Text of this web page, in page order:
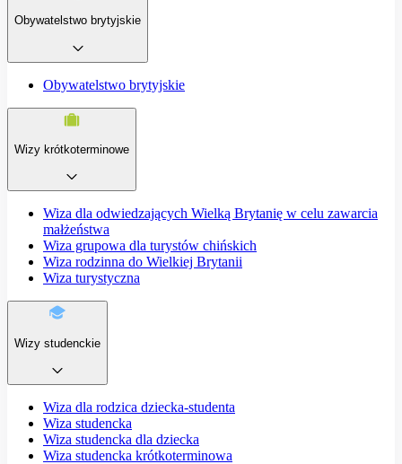
Obywatelstwo brytyjskie
Obywatelstwo brytyjskie
Wizy krótkoterminowe
Wiza dla odwiedzających Wielką Brytanię w celu zawarcia
małżeństwa
Wiza grupowa dla turystów chińskich
Wiza rodzinna do Wielkiej Brytanii
Wiza turystyczna
Wizy studenckie
Wiza dla rodzica dziecka-studenta
Wiza studencka
Wiza studencka dla dziecka
Wiza studencka krótkoterminowa